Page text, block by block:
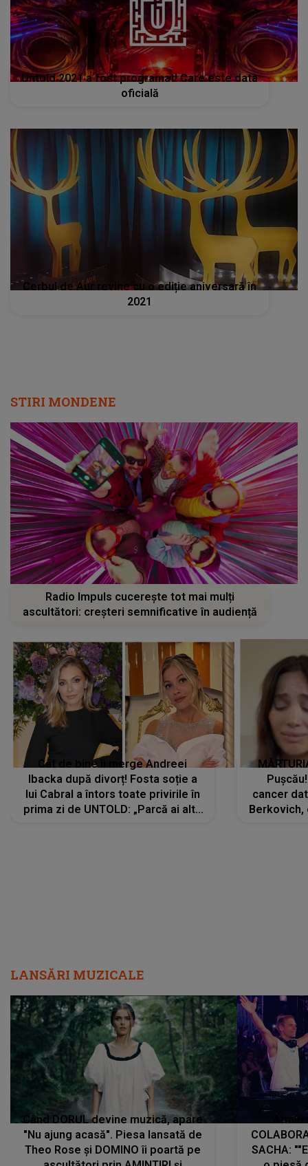
Untold 2021 a fost programat! Care este data
oficială
Cerbul de Aur revine cu o ediție aniversară în
2021
STIRI MONDENE
Radio Impuls cucerește tot mai mulți
ascultători: creșteri semnificative în audiență
Cât de bine îi merge Andreei
Ibacka după divorț! Fosta soție a
lui Cabral a întors toate privirile în
prima zi de UNTOLD: „Parcă ai altă
cancer
Berkovich,
LANSĂRI MUZICALE
Când DORUL devine muzică, apare
"Nu ajung acasă". Piesa lansată de
Theo Rose și DOMINO îi poartă pe
SACHA: